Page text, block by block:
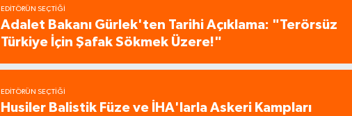
EDITÖRÜN SEÇTIĞI
Adalet Bakanı Gürlek'ten Tarihi Açıklama: "Terörsüz
Türkiye İçin Şafak Sökmek Üzere!"
EDITÖRÜN SEÇTIĞI
Husiler Balistik Füze ve İHA'larla Askeri Kampları